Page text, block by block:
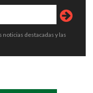
destacadas y las